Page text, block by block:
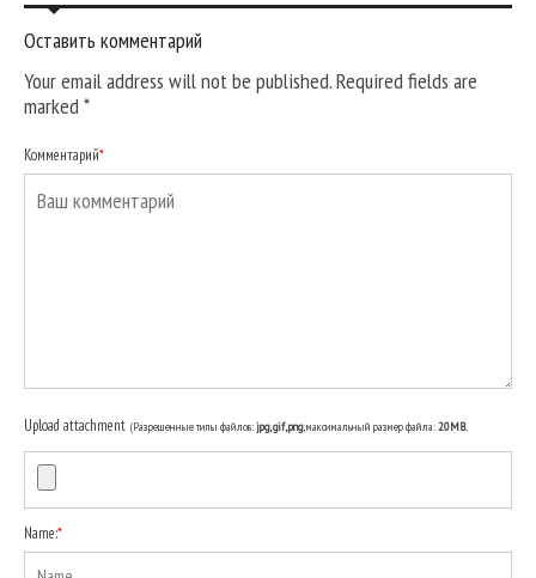
Оставить комментарий
Your email address will not be published. Required fields are
marked*
Комментарий*
Upload attachment (Разрешенные типы файлов:jpg, gif, png, максимальный размер файла:20MB.
Name:*